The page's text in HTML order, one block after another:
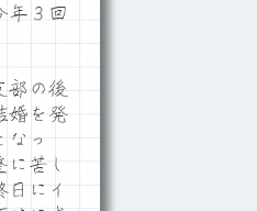
年３回
の後
婚を発
っ
苦し
日にイ